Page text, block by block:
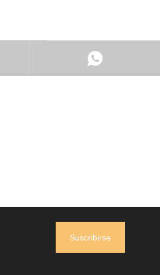
lesile@csscar.com
Suscribirse